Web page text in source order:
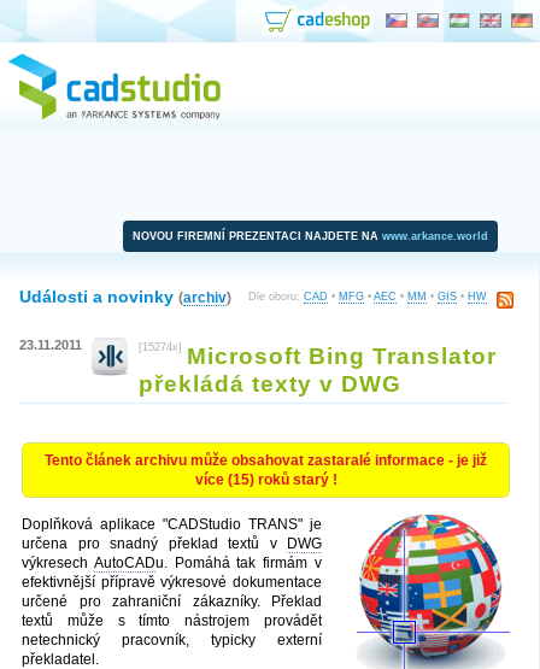
NOVOU FIREMNÍ PREZENTACI NAJDETE NA www.arkance.world
Dle oboru: CAD • MFG • AEC • MM • GIS • HW
Události a novinky (archiv)
23.11.2011 [15274x]
Microsoft Bing Translator
překládá texty v DWG
Tento článek archivu může obsahovat zastaralé informace - je již
více (15) roků starý !
Doplňková aplikace "CADStudio TRANS" je
určena pro snadný překlad textů v
DWG
výkresech AutoCADu. Pomáhá tak firmám v
efektivnější přípravě výkresové dokumentace
určené pro zahraniční zákazníky. Překlad
textů může s tímto nástrojem provádět
netechnický pracovník, typicky externí
překladatel.